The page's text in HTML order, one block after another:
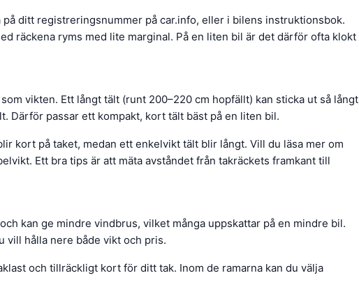
ditt registreringsnummer på car.info, eller i bilens instruktionsbok.
räckena ryms med lite marginal. På en liten bil är det därför ofta klokt
vikten. Ett långt tält (runt 200–220 cm hopfällt) kan sticka ut så långt
Därför passar ett kompakt, kort tält bäst på en liten bil.
kort på taket, medan ett enkelvikt tält blir långt. Vill du läsa mer om
Ett bra tips är att mäta avståndet från takräckets framkant till
kan ge mindre vindbrus, vilket många uppskattar på en mindre bil.
vill hålla nere både vikt och pris.
och tillräckligt kort för ditt tak. Inom de ramarna kan du välja